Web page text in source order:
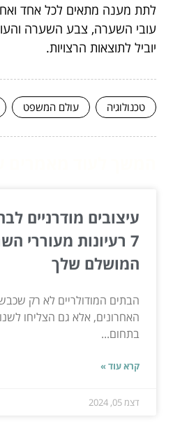
לתת מענה מתאים לכל אחד
עובי השערה, צבע השערה
יוביל לתוצאות הרצויות.
טכנולוגיה עולם המשפט
עיצובים מודרניים
7 רעיונות מעוררי
המושלם שלך
הבתים המודולריים לא רק
האחרונים, אלא גם הצליחו
בתחום...
קרא עוד »
דצמ 05, 2024